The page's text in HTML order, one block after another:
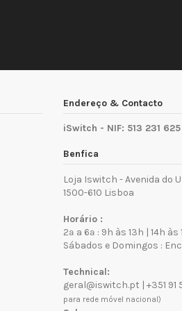
Endereço & Contacto
iSwitch - NIF: 513 231 625
Benfica
Loja Iswitch - Avenida do
1500-610 Lisboa
Horário :
2ª a 6ª : 9h às 13h | 14h às
Sábados e Domingos :
Technical:
geral@iswitch.pt | +351 91
para rede móvel nacional)